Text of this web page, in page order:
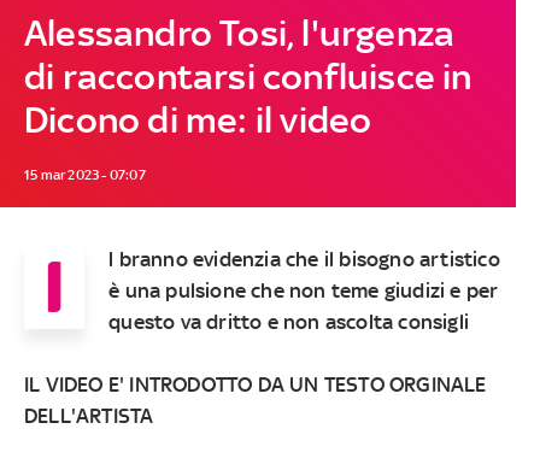
Alessandro Tosi, l'urgenza
di raccontarsi confluisce in
Dicono di me: il video
15 mar 2023 - 07:07
I
l branno evidenzia che il bisogno artistico
è una pulsione che non teme giudizi e per
questo va dritto e non ascolta consigli
IL VIDEO E' INTRODOTTO DA UN TESTO ORGINALE
DELL'ARTISTA